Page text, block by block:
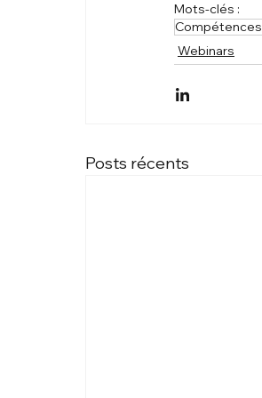
Mots-clés :
Compétences
Webinars
Posts récents